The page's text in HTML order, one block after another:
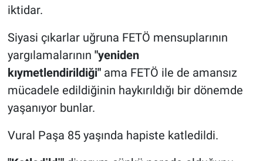
iktidar.
Siyasi çıkarlar uğruna FETÖ mensuplarının
yargılamalarının "yeniden
kıymetlendirildiği"ama FETÖ ile de amansız
mücadele edildiğinin haykırıldığı bir dönemde
yaşanıyor bunlar.
Vural Paşa 85 yaşında hapiste katledildi.